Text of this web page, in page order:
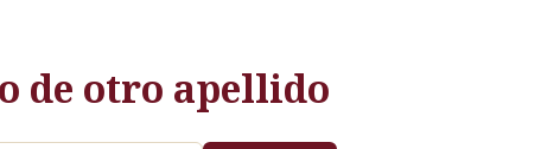
de otro apellido